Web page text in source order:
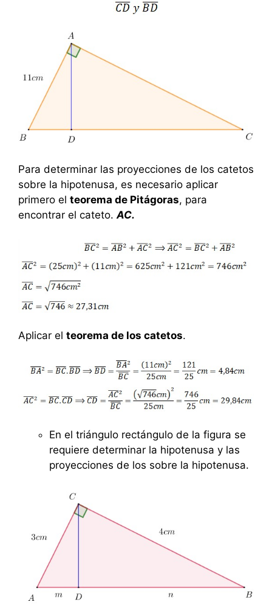
Para determinar las proyecciones de los catetos
sobre la hipotenusa, es necesario aplicar
primero el teorema de Pitágoras, para
encontrar el cateto.AC.
Aplicar el teorema de los catetos.
En el triángulo rectángulo de la figura se
requiere determinar la hipotenusa y las
proyecciones de los sobre la hipotenusa.